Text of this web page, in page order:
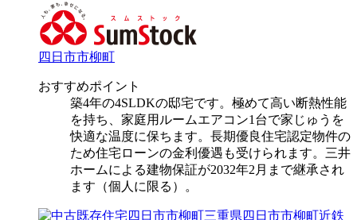
四日市市柳町
おすすめポイント
築4年の4SLDKの邸宅です。極めて高い断熱性能
を持ち、家庭用ルームエアコン1台で家じゅうを
快適な温度に保ちます。長期優良住宅認定物件の
ため住宅ローンの金利優遇も受けられます。三井
ホームによる建物保証が2032年2月まで継承され
ます（個人に限る）。